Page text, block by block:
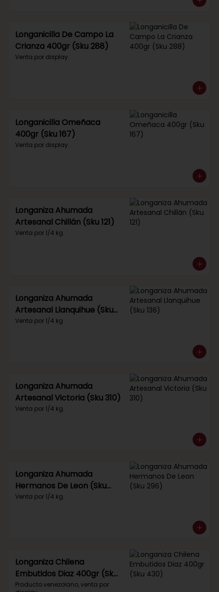
Longanicilla De Campo La
Crianza 400gr (Sku 288)
Venta por display.
Longanicilla Omeñaca
400gr (Sku 167)
Venta por display.
Longaniza Ahumada
Artesanal Chillán (Sku 121)
Venta por 1/4 kg.
Longaniza Ahumada
Artesanal Llanquihue (Sku
136)
Venta por 1/4 kg
Longaniza Ahumada
Artesanal Victoria (Sku 310)
Venta por 1/4 kg.
Longaniza Ahumada
Hermanos De Leon (Sku
296)
Venta por 1/4 kg.
Longaniza Chilena
Embutidos Diaz 400gr (Sku
430)
Producto venezolano, venta por